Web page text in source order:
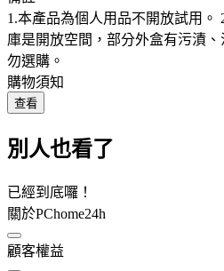
1.本產品為個人用品不開放試用。
庫是開放空間，部分外盒有污漬
勿選購。
購物須知
查看
別人也看了
已經到底囉！
關於PChome24h
顧客權益